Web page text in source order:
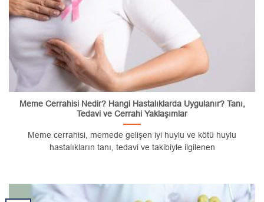
Meme Cerrahisi Nedir? Hangi Hastalıklarda Uygulanır? Tanı,
Tedavi ve Cerrahi Yaklaşımlar
Meme cerrahisi, memede gelişen iyi huylu ve kötü huylu
hastalıkların tanı, tedavi ve takibiyle ilgilenen